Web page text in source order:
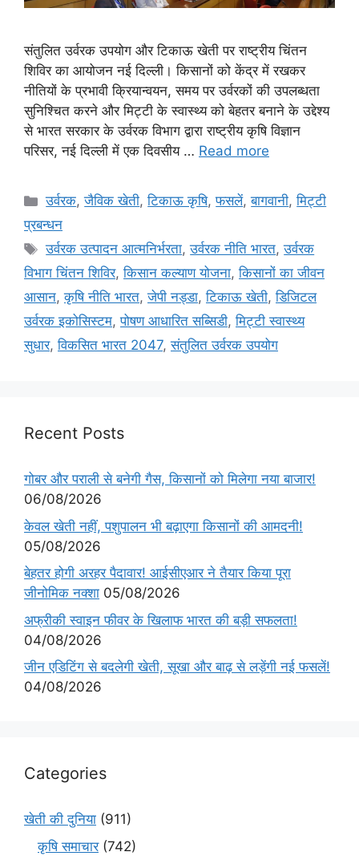
संतुलित उर्वरक उपयोग और टिकाऊ खेती पर राष्ट्रीय चिंतन
शिविर का आयोजन नई दिल्ली। किसानों को केंद्र में रखकर
नीतियों के प्रभावी क्रियान्वयन, समय पर उर्वरकों की उपलब्धता
सुनिश्चित करने और मिट्टी के स्वास्थ्य को बेहतर बनाने के उद्देश्य
से भारत सरकार के उर्वरक विभाग द्वारा राष्ट्रीय कृषि विज्ञान
परिसर, नई दिल्ली में एक दिवसीय … Read more
उर्वरक,जैविक खेती,टिकाऊ कृषि,फसलें,बागवानी,मि‌ट्टी
प्रबन्धन
उर्वरक उत्पादन आत्मनिर्भरता,उर्वरक नीति भारत,उर्वरक
विभाग चिंतन शिविर,किसान कल्याण योजना,किसानों का जीवन
आसान,कृषि नीति भारत,जेपी नड्डा,टिकाऊ खेती,डिजिटल
उर्वरक इकोसिस्टम,पोषण आधारित सब्सिडी,मिट्टी स्वास्थ्य
सुधार,विकसित भारत 2047,संतुलित उर्वरक उपयोग
Recent Posts
गोबर और पराली से बनेगी गैस, किसानों को मिलेगा नया बाजार!
06/08/2026
केवल खेती नहीं, पशुपालन भी बढ़ाएगा किसानों की आमदनी!
05/08/2026
बेहतर होगी अरहर पैदावार! आईसीएआर ने तैयार किया पूरा
जीनोमिक नक्शा 05/08/2026
अफ्रीकी स्वाइन फीवर के खिलाफ भारत की बड़ी सफलता!
04/08/2026
जीन एडिटिंग से बदलेगी खेती, सूखा और बाढ़ से लड़ेंगी नई फसलें!
04/08/2026
Categories
खेती की दुनिया (911)
कृषि समाचार(742)